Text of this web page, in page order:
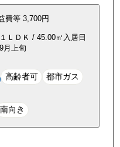
費等 3,700円
１ＬＤＫ / 45.00㎡ 入居日
月上旬
高齢者可 都市ガス
南向き